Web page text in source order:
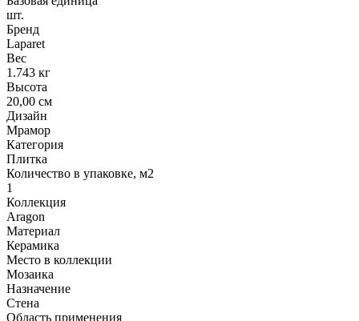
шт.
Бренд
Laparet
Вес
1.743 кг
Высота
20,00 см
Дизайн
Мрамор
Категория
Плитка
Количество в упаковке, м2
1
Коллекция
Aragon
Материал
Керамика
Место в коллекции
Мозаика
Назначение
Стена
Область применения